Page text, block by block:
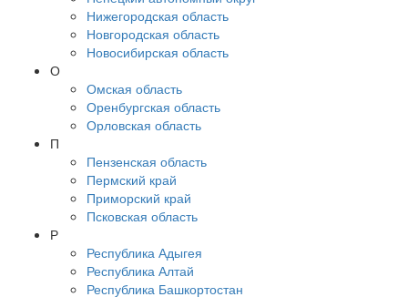
Нижегородская область
Новгородская область
Новосибирская область
О
Омская область
Оренбургская область
Орловская область
П
Пензенская область
Пермский край
Приморский край
Псковская область
Р
Республика Адыгея
Республика Алтай
Республика Башкортостан